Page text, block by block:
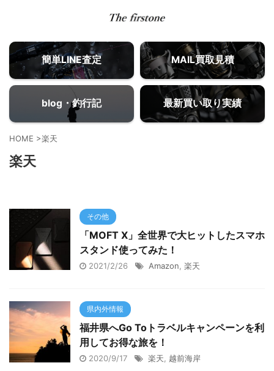
簡単LINE査定 MAIL買取見積
blog・釣行記 最新買い取り実績
HOME >楽天
楽天
その他
「MOFT X」全世界で大ヒットしたスマホ
スタンド使ってみた！
2021/2/26 Amazon 楽天
県内外情報
福井県へGo Toトラベルキャンペーンを利
用してお得な旅を！
2020/9/17 楽天 越前海岸